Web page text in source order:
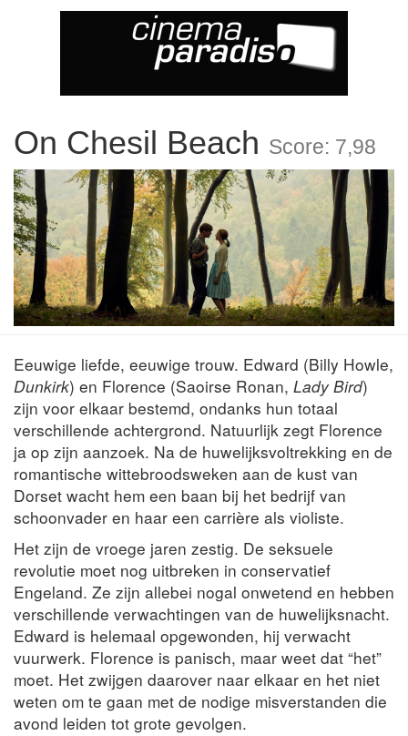
On Chesil Beach Score: 7,98
Eeuwige liefde, eeuwige trouw. Edward (Billy Howle,
Dunkirk) en Florence (Saoirse Ronan, Lady Bird)
zijn voor elkaar bestemd, ondanks hun totaal
verschillende achtergrond. Natuurlijk zegt Florence
ja op zijn aanzoek. Na de huwelijksvoltrekking en de
romantische wittebroodsweken aan de kust van
Dorset wacht hem een baan bij het bedrijf van
schoonvader en haar een carrière als violiste.
Het zijn de vroege jaren zestig. De seksuele
revolutie moet nog uitbreken in conservatief
Engeland. Ze zijn allebei nogal onwetend en hebben
verschillende verwachtingen van de huwelijksnacht.
Edward is helemaal opgewonden, hij verwacht
vuurwerk. Florence is panisch, maar weet dat “het”
moet. Het zwijgen daarover naar elkaar en het niet
weten om te gaan met de nodige misverstanden die
avond leiden tot grote gevolgen.